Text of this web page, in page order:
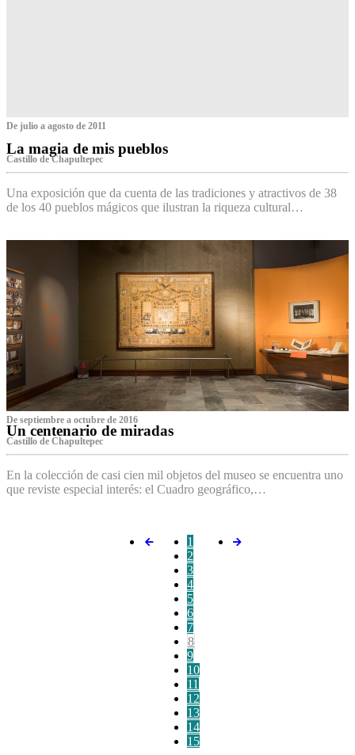
De julio a agosto de 2011
La magia de mis pueblos
Castillo de Chapultepec
Una exposición que da cuenta de las tradiciones y atractivos de 38
de los 40 pueblos mágicos que ilustran la riqueza cultural…
De septiembre a octubre de 2016
Un centenario de miradas
Castillo de Chapultepec
En la colección de casi cien mil objetos del museo se encuentra uno
que reviste especial interés: el Cuadro geográfico,…
1
2
3
4
5
6
7
8
9
10
11
12
13
14
15